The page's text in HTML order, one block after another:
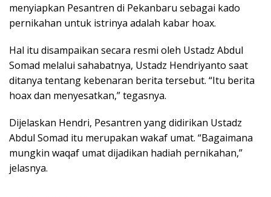
menyiapkan Pesantren di Pekanbaru sebagai kado
pernikahan untuk istrinya adalah kabar hoax.
Hal itu disampaikan secara resmi oleh Ustadz Abdul
Somad melalui sahabatnya, Ustadz Hendriyanto saat
ditanya tentang kebenaran berita tersebut. “Itu berita
hoax dan menyesatkan,” tegasnya.
Dijelaskan Hendri, Pesantren yang didirikan Ustadz
Abdul Somad itu merupakan wakaf umat. “Bagaimana
mungkin waqaf umat dijadikan hadiah pernikahan,”
jelasnya.